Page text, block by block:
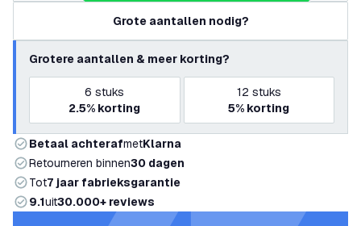
Grote aantallen nodig?
Grotere aantallen & meer korting?
6 stuks
2.5% korting
12 stuks
5% korting
Betaal achterafmetKlarna
Retourneren binnen30 dagen
Tot7 jaar fabrieksgarantie
9.1uit30.000+ reviews